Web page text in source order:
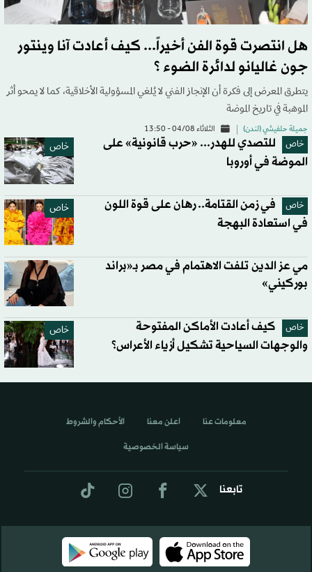
هل انتصرت قوة الفن أخيراً... كيف أعادت آنا وينتور
جون غاليانو لدائرة الضوء ؟
يتطرق المعرض إلى فكرة أن الإنجاز الفني لا يُلغي المسؤولية الأخلاقية، كما لا يمحو أثر
الموهبة في تاريخ الموضة
جميلة حلفيشي (لندن) الثلاثاء 04/08 - 13:50
خاص خاص
للتصدي للهدر... «حرب قانونية» على
الموضة في أوروبا
خاص خاص
في زمن القتامة.. رهان على قوة اللون
في استعادة البهجة
مي عز الدين تلفت الاهتمام في مصر بـ«براند
بوركيني»
خاص خاص
كيف أعادت الأماكن المفتوحة
والوجهات السياحية تشكيل أزياء الأعراس؟
تابعنا
معلومات عنا اعلن معنا الأحكام والشروط
سياسة الخصوصية